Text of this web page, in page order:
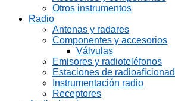
Otros instrumentos
Radio
Antenas y radares
Componentes y accesorios
Válvulas
Emisores y radioteléfonos
Estaciones de
Instrumentación radio
Receptores